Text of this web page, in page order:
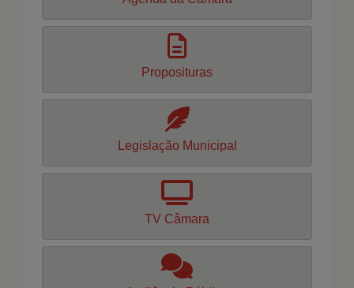
Proposituras
Legislação Municipal
TV Câmara